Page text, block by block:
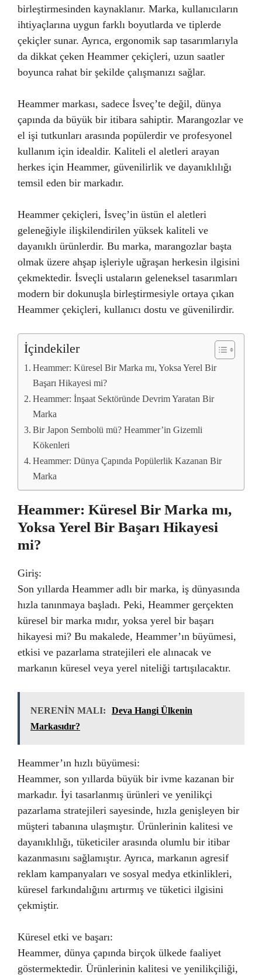
birleştirmesinden kaynaklanır. Marka, kullanıcıların
ihtiyaçlarına uygun farklı boyutlarda ve tiplerde
çekiçler sunar. Ayrıca, ergonomik sap tasarımlarıyla
da dikkat çeken Heammer çekiçleri, uzun saatler
boyunca rahat bir şekilde çalışmanızı sağlar.
Heammer markası, sadece İsveç’te değil, dünya
çapında da büyük bir itibara sahiptir. Marangozlar ve
el işi tutkunları arasında popülerdir ve profesyonel
kullanım için idealdir. Kaliteli el aletleri arayan
herkes için Heammer, güvenilirlik ve dayanıklılığı
temsil eden bir markadır.
Heammer çekiçleri, İsveç’in üstün el aletleri
geleneğiyle ilişkilendirilen yüksek kaliteli ve
dayanıklı ürünlerdir. Bu marka, marangozlar başta
olmak üzere ahşap işleriyle uğraşan herkesin ilgisini
çekmektedir. İsveçli ustaların geleneksel tasarımları
modern bir dokunuşla birleştirmesiyle ortaya çıkan
Heammer çekiçleri, kullanıcı dostu ve güvenilirdir.
İçindekiler
Heammer: Küresel Bir Marka mı, Yoksa Yerel Bir
Başarı Hikayesi mi?
Heammer: İnşaat Sektöründe Devrim Yaratan Bir
Marka
Bir Japon Sembolü mü? Heammer’in Gizemli
Kökenleri
Heammer: Dünya Çapında Popülerlik Kazanan Bir
Marka
Heammer: Küresel Bir Marka mı,
Yoksa Yerel Bir Başarı Hikayesi
mi?
Giriş:
Son yıllarda Heammer adlı bir marka, iş dünyasında
hızla tanınmaya başladı. Peki, Heammer gerçekten
küresel bir marka mıdır, yoksa yerel bir başarı
hikayesi mi? Bu makalede, Heammer’ın büyümesi,
etkisi ve pazarlama stratejileri ele alınacak ve
markanın küresel veya yerel niteliği tartışılacaktır.
NERENİN MALI:
Deva Hangi Ülkenin
Markasıdır?
Heammer’ın hızlı büyümesi:
Heammer, son yıllarda büyük bir ivme kazanan bir
markadır. İyi tasarlanmış ürünleri ve yenilikçi
pazarlama stratejileri sayesinde, hızla genişleyen bir
müşteri tabanına ulaşmıştır. Ürünlerinin kalitesi ve
dayanıklılığı, tüketiciler arasında olumlu bir itibar
kazanmasını sağlamıştır. Ayrıca, markanın agresif
reklam kampanyaları ve sosyal medya etkinlikleri,
küresel farkındalığını artırmış ve tüketici ilgisini
çekmiştir.
Küresel etki ve başarı:
Heammer, dünya çapında birçok ülkede faaliyet
göstermektedir. Ürünlerinin kalitesi ve yenilikçiliği,